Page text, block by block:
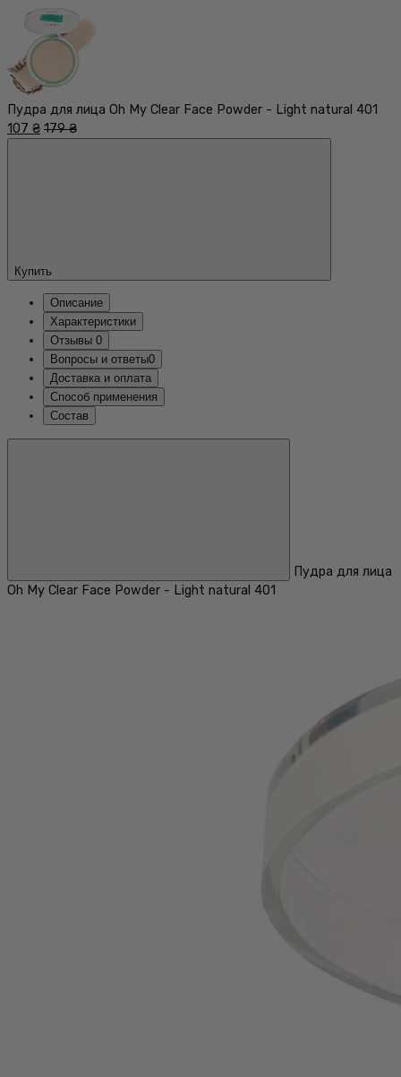
Пудра для лица Oh My Clear Face Powder - Light natural 401
107 ₴ 179 ₴
Купить
Описание
Характеристики
Отзывы 0
Вопросы и ответы0
Доставка и оплата
Способ применения
Состав
Пудра для лица
Oh My Clear Face Powder - Light natural 401